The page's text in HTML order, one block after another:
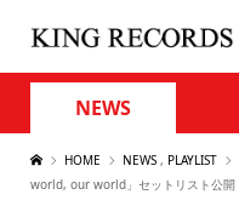
NEWS
HOME NEWS , PLAYLIST
world, our world」セットリスト公開